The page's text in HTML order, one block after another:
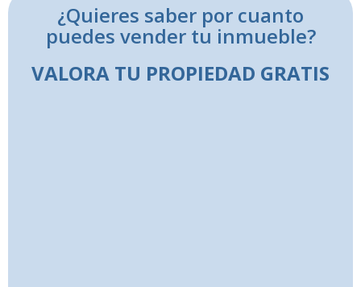
¿Quieres saber por cuanto
puedes vender tu inmueble?
VALORA TU PROPIEDAD GRATIS